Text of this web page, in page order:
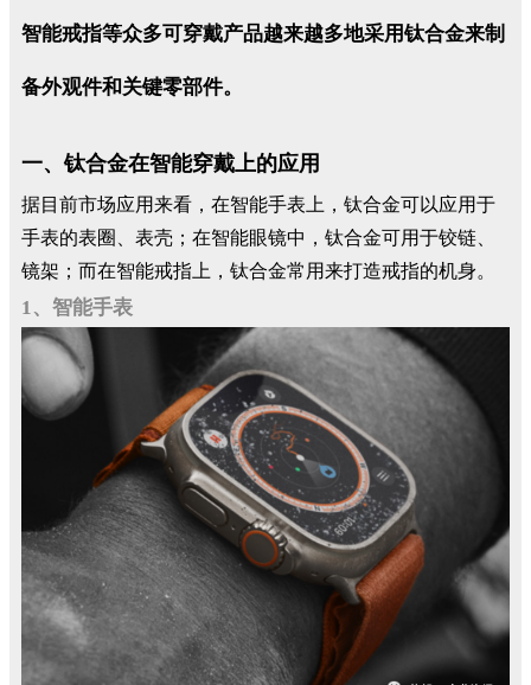
智能戒指等众多可穿戴产品越来越多地采用钛合金来制
备外观件和关键零部件。
一、钛合金在智能穿戴上的应用
据目前市场应用来看，在智能手表上，钛合金可以应用于
手表的表圈、表壳；在智能眼镜中，钛合金可用于铰链、
镜架；而在智能戒指上，钛合金常用来打造戒指的机身。
1、智能手表